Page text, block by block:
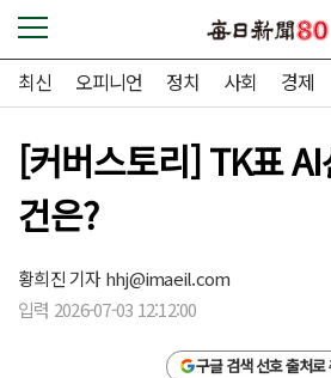
최신 오피니언 정치 사회 경제
[커버스토리] TK표
건은?
황희진 기자hhj@imaeil.com
입력 2026-07-03 12:12:00
구글 검색 선호 출처로